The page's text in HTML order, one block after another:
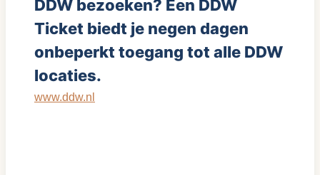
DDW bezoeken? Een DDW
Ticket biedt je negen dagen
onbeperkt toegang tot alle DDW
locaties.
www.ddw.nl